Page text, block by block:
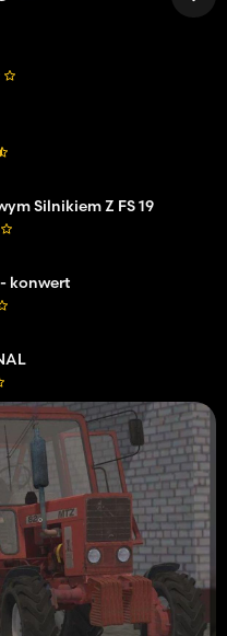
Silnikiem Z FS 19
konwert